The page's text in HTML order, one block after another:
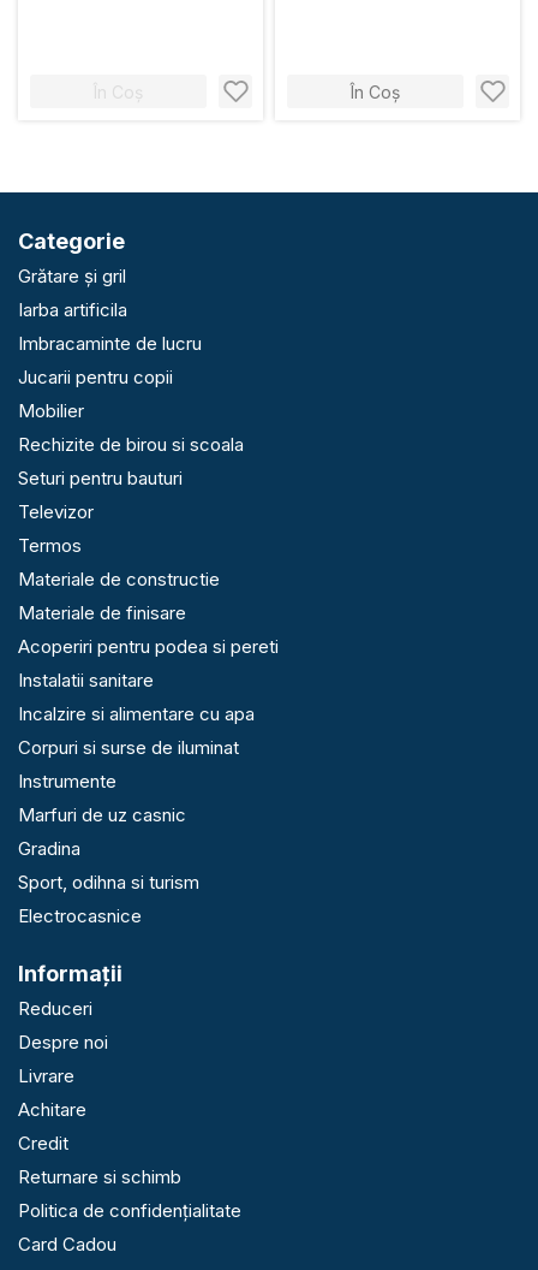
În Coș În Coș
Categorie
Grătare și gril
Iarba artificila
Imbracaminte de lucru
Jucarii pentru copii
Mobilier
Rechizite de birou si scoala
Seturi pentru bauturi
Televizor
Termos
Materiale de constructie
Materiale de finisare
Acoperiri pentru podea si pereti
Instalatii sanitare
Incalzire si alimentare cu apa
Corpuri si surse de iluminat
Instrumente
Marfuri de uz casnic
Gradina
Sport, odihna si turism
Electrocasnice
Informaţii
Reduceri
Despre noi
Livrare
Achitare
Credit
Returnare si schimb
Politica de confidențialitate
Card Cadou